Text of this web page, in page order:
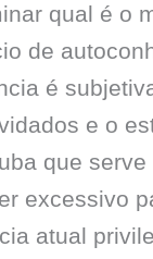
qual é o
de
é
e o
que
excessivo
atual